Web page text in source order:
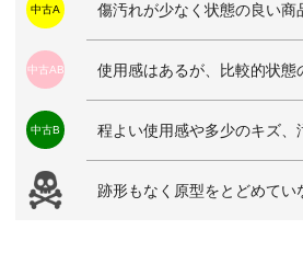
中古A 傷汚れが少なく状態の良い商
中古AB 使用感はあるが、比較的状態
中古B 程よい使用感や多少のキズ、
跡形もなく原型をとどめてい